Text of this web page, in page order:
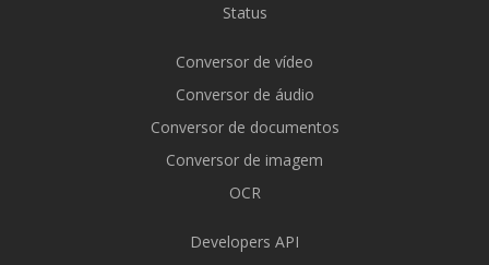
Status
Conversor de vídeo
Conversor de áudio
Conversor de documentos
Conversor de imagem
OCR
Developers API